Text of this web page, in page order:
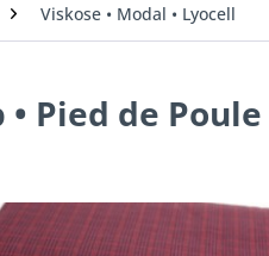
Viskose • Modal • Lyocell
Pied de